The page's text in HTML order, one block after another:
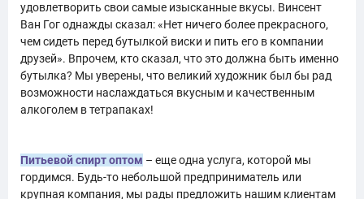
удовлетворить свои самые изысканные вкусы. Винсент
Ван Гог однажды сказал: «Нет ничего более прекрасного,
чем сидеть перед бутылкой виски и пить его в компании
друзей». Впрочем, кто сказал, что это должна быть именно
бутылка? Мы уверены, что великий художник был бы рад
возможности наслаждаться вкусным и качественным
алкоголем в тетрапаках!
Питьевой спирт оптом – еще одна услуга, которой мы
гордимся. Будь-то небольшой предприниматель или
крупная компания, мы рады предложить нашим клиентам